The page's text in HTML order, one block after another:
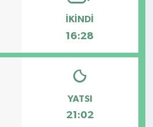
İKINDI
16:28
YATSI
21:02